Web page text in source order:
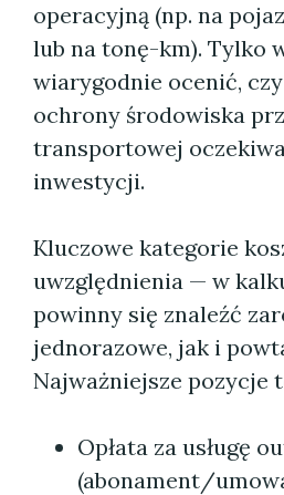
operacyjną (np. na
lub na tonę-km). Tylko
wiarygodnie ocenić,
ochrony środowiska
transportowej
inwestycji.
Kluczowe kategorie
uwzględnienia — w
powinny się znaleźć
jednorazowe, jak i
Najważniejsze pozycje
Opłata za usługę
(abonament/